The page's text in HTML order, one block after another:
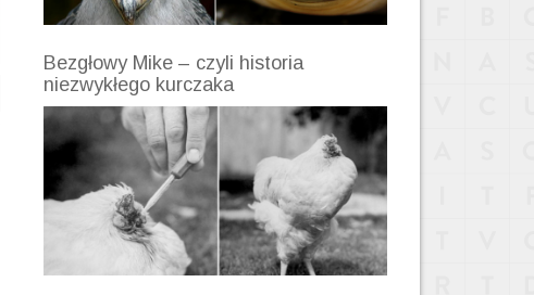
Bezgłowy Mike – czyli historia
niezwykłego kurczaka